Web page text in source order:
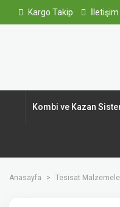
Kargo Takip İletişim
Kombi ve Kazan
Anasayfa Tesisat